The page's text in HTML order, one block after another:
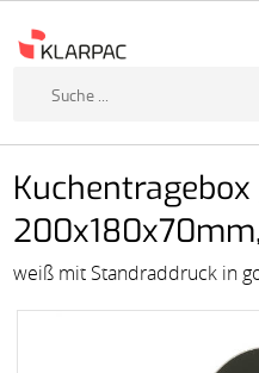
weiß mit Standraddruck in